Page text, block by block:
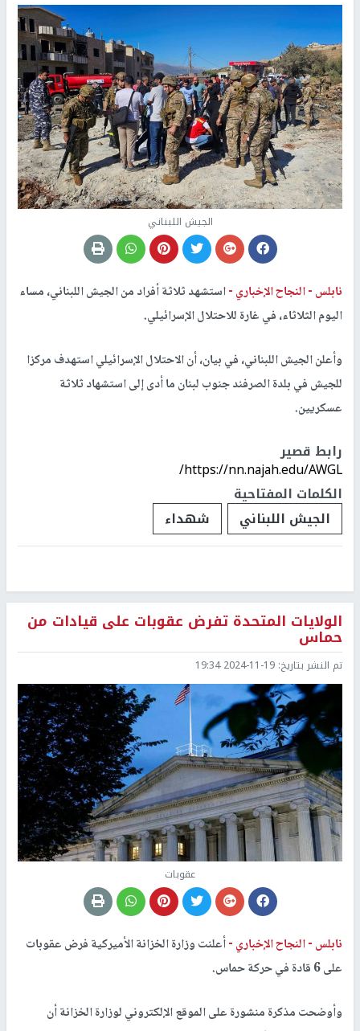
الجيش اللبناني
نابلس -النجاح الإخباري -استشهد ثلاثة أفراد من الجيش اللبناني، مساء
اليوم الثلاثاء، في غارة للاحتلال الإسرائيلي.
وأعلن الجيش اللبناني، في بيان، أن الاحتلال الإسرائيلي استهدف مركزا
للجيش في بلدة الصرفند جنوب لبنان ما أدى إلى استشهاد ثلاثة
عسكريين.
رابط قصير
https://nn.najah.edu/AWGL/
الكلمات المفتاحية
الجيش اللبناني
شهداء
الولايات المتحدة تفرض عقوبات على قيادات من
حماس
تم النشر بتاريخ: 2024-11-19 19:34
عقوبات
نابلس -النجاح الإخباري -أعلنت وزارة الخزانة الأميركية فرض عقوبات
على 6 قادة في حركة حماس.
وأوضحت مذكرة منشورة على الموقع الإلكتروني لوزارة الخزانة أن